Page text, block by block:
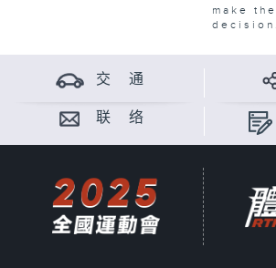
make
decision.
交 通
联 络